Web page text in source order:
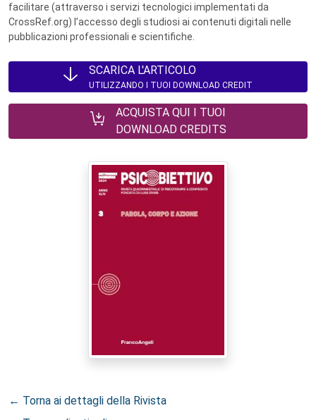
facilitare (attraverso i servizi tecnologici implementati da
CrossRef.org) l’accesso degli studiosi ai contenuti digitali nelle
pubblicazioni professionali e scientifiche.
SCARICA L'ARTICOLO
UTILIZZANDO I TUOI DOWNLOAD CREDIT
ACQUISTA QUI I TUOI
DOWNLOAD CREDITS
← Torna ai dettagli della Rivista